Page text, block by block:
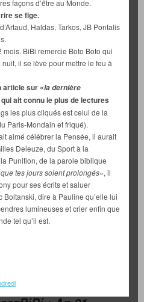
façons d’être au Monde.
se fige.
Haldas, Tarkos, JB Pontalis
BiBi remercie Boto Boto qui
il se lève pour mettre le feu à
article sur «la dernière
qui ait connu le plus de lectures
les plus cliqués est celui de la
Paris-Mondain et friqué).
aimé célébrer la Pensée, il aurait
Deleuze, du Sport à la
Punition, de la parole biblique
tes jours soient prolongés», il
pour ses écrits et saluer
dire à Pauline qu’elle lui
lumineuses et crier enfin que
tel qu’il est.